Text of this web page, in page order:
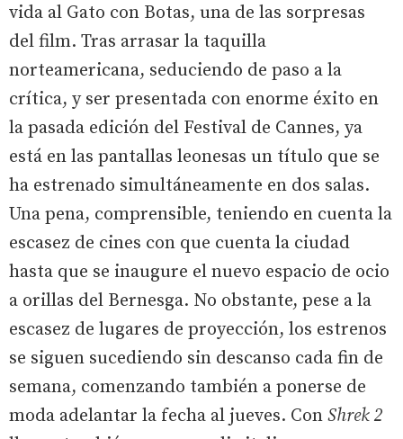
vida al Gato con Botas, una de las sorpresas
del film. Tras arrasar la taquilla
norteamericana, seduciendo de paso a la
crítica, y ser presentada con enorme éxito en
la pasada edición del Festival de Cannes, ya
está en las pantallas leonesas un título que se
ha estrenado simultáneamente en dos salas.
Una pena, comprensible, teniendo en cuenta la
escasez de cines con que cuenta la ciudad
hasta que se inaugure el nuevo espacio de ocio
a orillas del Bernesga. No obstante, pese a la
escasez de lugares de proyección, los estrenos
se siguen sucediendo sin descanso cada fin de
semana, comenzando también a ponerse de
moda adelantar la fecha al jueves. Con Shrek 2